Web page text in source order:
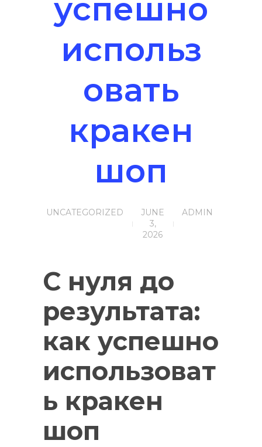
успешно
использ
овать
кракен
шоп
JUNE
3,
2026
ADMIN
UNCATEGORIZED
С нуля до
результата:
как успешно
использоват
ь кракен
шоп